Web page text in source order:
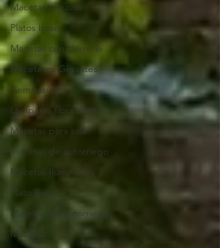
Macetas terrazas
Platos base
Macetas con Herrería
Maceteros Gigantes
Cempasúchil
Lámparas fibra de vidrio
Macetas para sala
macetas de autorriego
Macetas Iluminadas
Plato Base
Macetas de autorriego
Macetas